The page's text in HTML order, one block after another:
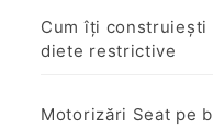
Cum îți construiești
diete restrictive
Motorizări Seat pe